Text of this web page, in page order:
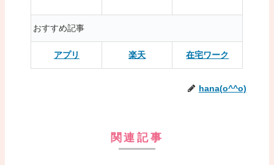
おすすめ記事
アプリ 楽天 在宅ワーク
hana(o^^o)
関連記事